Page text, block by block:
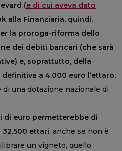
(e di cui aveva dato
alla Finanziaria, quindi,
la proroga-riforma dello
dei debiti bancari (che sarà
e, soprattutto, della
a 4.000 euro l’ettaro,
una dotazione nazionale di
di euro permetterebbe di
32.500 ettari, anche se non è
un vigneto, quello